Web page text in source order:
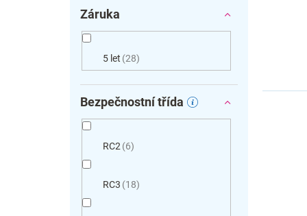
Záruka
5 let 28
Bezpečnostní třída
RC2 6
RC3 18